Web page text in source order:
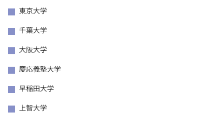
東京大学
千葉大学
大阪大学
慶応義塾大学
早稲田大学
上智大学